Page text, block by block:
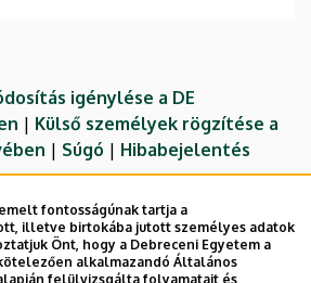
igénylése a DE
| Külső személyek rögzítése a
| Súgó | Hibabejelentés
fontosságúnak tartja a
illetve birtokába jutott személyes adatok
Önt, hogy a Debreceni Egyetem a
kötelezően alkalmazandó Általános
felülvizsgálta folyamatait és